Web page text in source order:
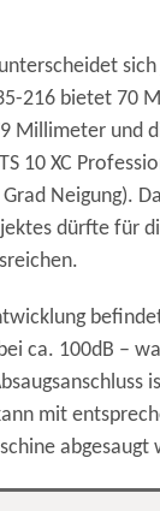
216 bietet 70
Millimeter und
10 XC
Neigung).
dürfte für
ca. 100dB –
mit
abgesaugt